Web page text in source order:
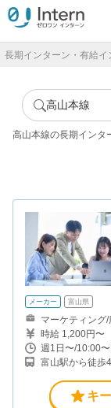
長期インターン・有給
高山本線
高山本線の長期インタ
メーカー 富山県
マーケティング/
時給 1,200円〜
週1日〜/10:00
富山駅から徒歩
本線、富山地
キ